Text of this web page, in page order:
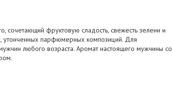
сочетающий фруктовую сладость, свежесть зелени и
утонченных парфюмерных композиций. Для
любого возраста. Аромат настоящего мужчины со